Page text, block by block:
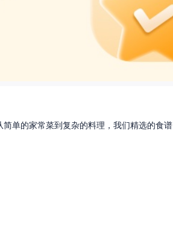
单的家常菜到复杂的料理，我们精选的食谱